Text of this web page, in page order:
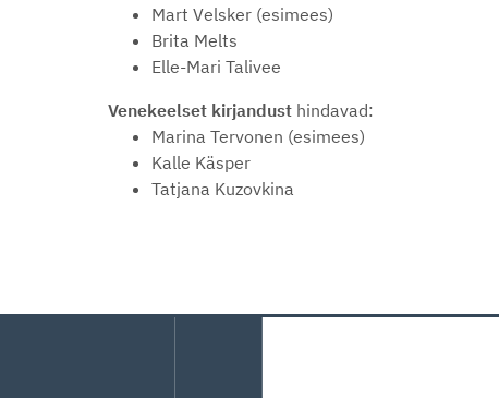
Mart Velsker (esimees)
Brita Melts
Elle-Mari Talivee
Venekeelset kirjandust hindavad:
Marina Tervonen (esimees)
Kalle Käsper
Tatjana Kuzovkina